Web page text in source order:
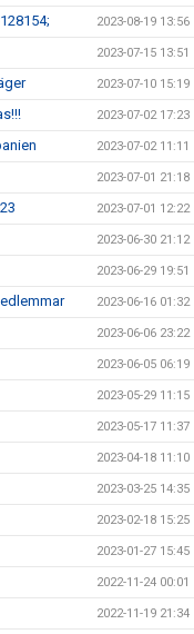
2023-08-19 13:56
2023-07-15 13:51
2023-07-10 15:19
2023-07-02 17:23
2023-07-02 11:11
2023-07-01 21:18
2023-07-01 12:22
2023-06-30 21:12
2023-06-29 19:51
2023-06-16 01:32
2023-06-06 23:22
2023-06-05 06:19
2023-05-29 11:15
2023-05-17 11:37
2023-04-18 11:10
2023-03-25 14:35
2023-02-18 15:25
2023-01-27 15:45
2022-11-24 00:01
2022-11-19 21:34